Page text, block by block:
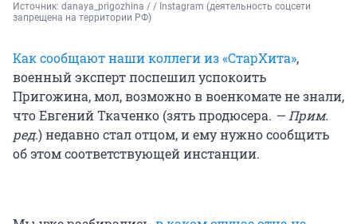
Источник: danaya_prigozhina / / Instagram (деятельность соцсети
запрещена на территории РФ)
Как сообщают наши коллеги из «СтарХита»,
военный эксперт поспешил успокоить
Пригожина, мол, возможно в военкомате не знали,
что Евгений Ткаченко (зять продюсера. — Прим.
ред.) недавно стал отцом, и ему нужно сообщить
об этом соответствующей инстанции.